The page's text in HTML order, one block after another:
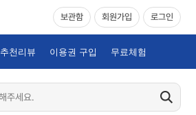
보관함 회원가입 로그인
추천리뷰 이용권 구입 무료체험